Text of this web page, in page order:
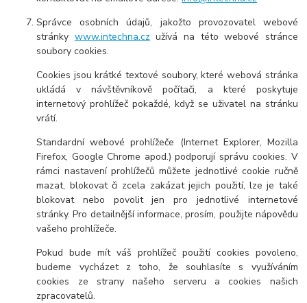
Správce osobních údajů, jakožto provozovatel webové
stránky www.intechna.czužívá na této webové stránce
soubory cookies.
Cookies jsou krátké textové soubory, které webová stránka
ukládá v návštěvníkově počítači, a které poskytuje
internetový prohlížeč pokaždé, když se uživatel na stránku
vrátí.
Standardní webové prohlížeče (Internet Explorer, Mozilla
Firefox, Google Chrome apod.) podporují správu cookies. V
rámci nastavení prohlížečů můžete jednotlivé cookie ručně
mazat, blokovat či zcela zakázat jejich použití, lze je také
blokovat nebo povolit jen pro jednotlivé internetové
stránky. Pro detailnější informace, prosím, použijte nápovědu
vašeho prohlížeče.
Pokud bude mít váš prohlížeč použití cookies povoleno,
budeme vycházet z toho, že souhlasíte s využíváním
cookies ze strany našeho serveru a cookies našich
zpracovatelů.